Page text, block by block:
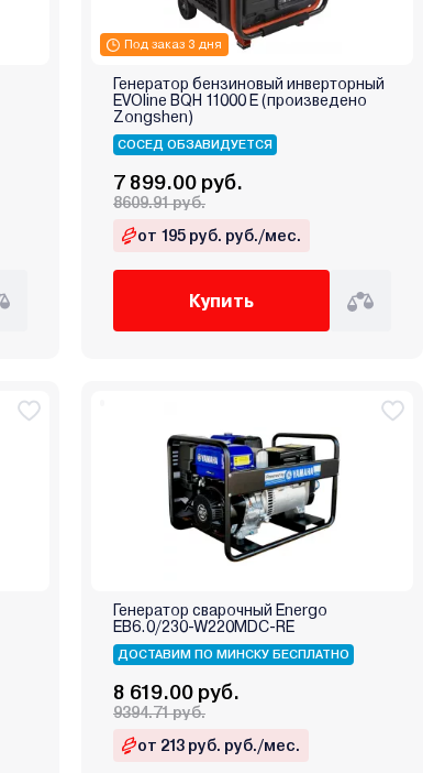
Под заказ 3 дня
Генератор бензиновый инверторный
EVOline BQH 11000 E (произведено
Zongshen)
СОСЕД ОБЗАВИДУЕТСЯ
7 899.00 руб.
8609.91 руб.
от 195 руб. руб./мес.
Купить
Генератор сварочный Energo
EB6.0/230-W220MDC-RE
ДОСТАВИМ ПО МИНСКУ БЕСПЛАТНО
8 619.00 руб.
9394.71 руб.
от 213 руб. руб./мес.